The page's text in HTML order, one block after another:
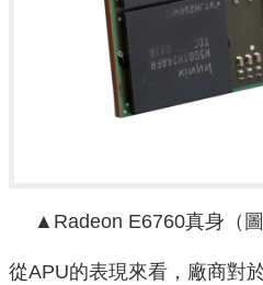
▲Radeon E6760真身（圖
從APU的表現來看，廠商對